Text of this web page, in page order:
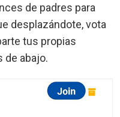
de padres para
desplazándote, vota
tus propias
de abajo.